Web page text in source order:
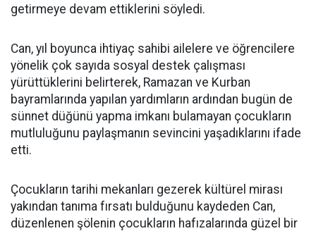
getirmeye devam ettiklerini söyledi.
Can, yıl boyunca ihtiyaç sahibi ailelere ve öğrencilere
yönelik çok sayıda sosyal destek çalışması
yürüttüklerini belirterek, Ramazan ve Kurban
bayramlarında yapılan yardımların ardından bugün de
sünnet düğünü yapma imkanı bulamayan çocukların
mutluluğunu paylaşmanın sevincini yaşadıklarını ifade
etti.
Çocukların tarihi mekanları gezerek kültürel mirası
yakından tanıma fırsatı bulduğunu kaydeden Can,
düzenlenen şölenin çocukların hafızalarında güzel bir